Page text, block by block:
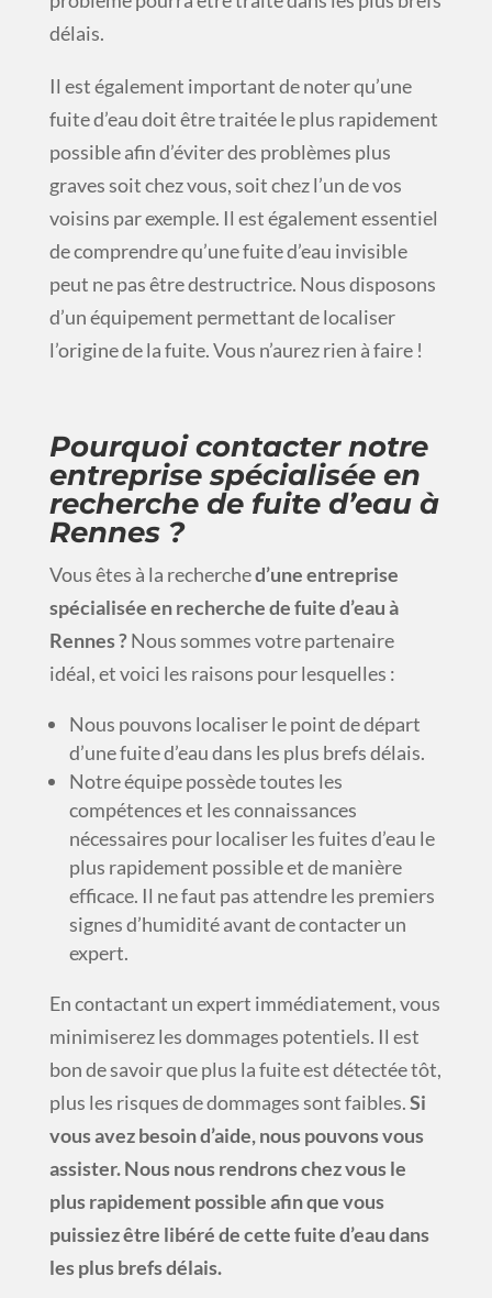
délais.
Il est également important de noter qu’une
fuite d’eau doit être traitée le plus rapidement
possible afin d’éviter des problèmes plus
graves soit chez vous, soit chez l’un de vos
voisins par exemple. Il est également essentiel
de comprendre qu’une fuite d’eau invisible
peut ne pas être destructrice. Nous disposons
d’un équipement permettant de localiser
l’origine de la fuite. Vous n’aurez rien à faire !
Pourquoi contacter notre
entreprise spécialisée en
recherche de fuite d’eau à
Rennes ?
Vous êtes à la recherched’une entreprise
spécialisée en recherche de fuite d’eau à
Rennes ?Nous sommes votre partenaire
idéal, et voici les raisons pour lesquelles :
Nous pouvons localiser le point de départ
d’une fuite d’eau dans les plus brefs délais.
Notre équipe possède toutes les
compétences et les connaissances
nécessaires pour localiser les fuites d’eau le
plus rapidement possible et de manière
efficace. Il ne faut pas attendre les premiers
signes d’humidité avant de contacter un
expert.
En contactant un expert immédiatement, vous
minimiserez les dommages potentiels. Il est
bon de savoir que plus la fuite est détectée tôt,
plus les risques de dommages sont faibles.Si
vous avez besoin d’aide, nous pouvons vous
assister. Nous nous rendrons chez vous le
plus rapidement possible afin que vous
puissiez être libéré de cette fuite d’eau dans
les plus brefs délais.